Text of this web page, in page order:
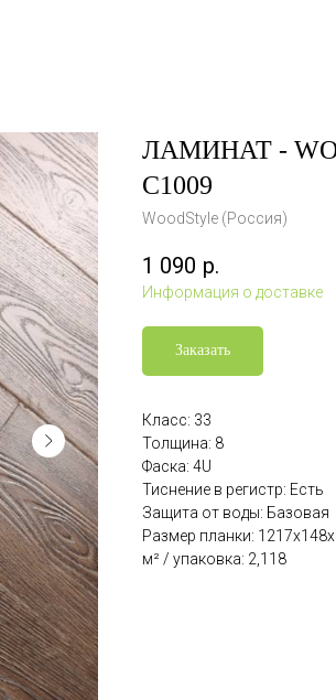
ЛАМИНАТ -
C1009
WoodStyle (Россия)
1 090 р.
Информация о доставке
Заказать
Класс: 33
Толщина: 8
Фаска: 4U
Тиснение в регистр: Есть
Защита от воды: Базовая
Размер планки:
м² / упаковка: 2,118